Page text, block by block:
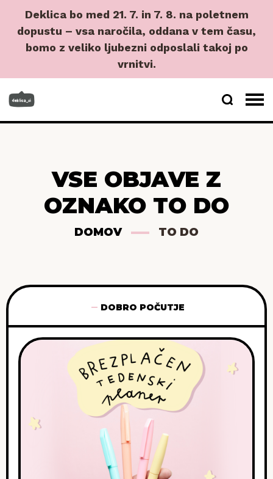
Deklica bo med 21. 7. in 7. 8. na poletnem
dopustu – vsa naročila, oddana v tem času,
bomo z veliko ljubezni odposlali takoj po
vrnitvi.
VSE OBJAVE Z
OZNAKO TO DO
DOMOV TO DO
DOBRO POČUTJE